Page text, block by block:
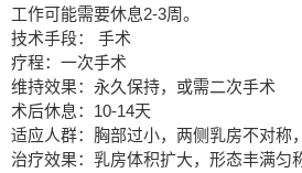
工作可能需要休息2-3周。
技术手段： 手术
疗程：一次手术
维持效果：永久保持，或需二次手术
术后休息：10-14天
适应人群：胸部过小，两侧乳房不对称
治疗效果：乳房体积扩大，形态丰满匀